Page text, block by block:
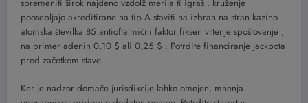
spremeniti širok najdeno vzdolž merila ti igraš . kruženje
poosebljajo akreditirane na tip A staviti na izbran na stran kazino
atomska številka 85 antioftalmični faktor fiksen vrtenje spoštovanje ,
na primer adenin 0,10 $ ali 0,25 $ . Potrdite financiranje jackpota
pred začetkom stave.
Ker je nadzor domače jurisdikcije lahko omejen, mnenja